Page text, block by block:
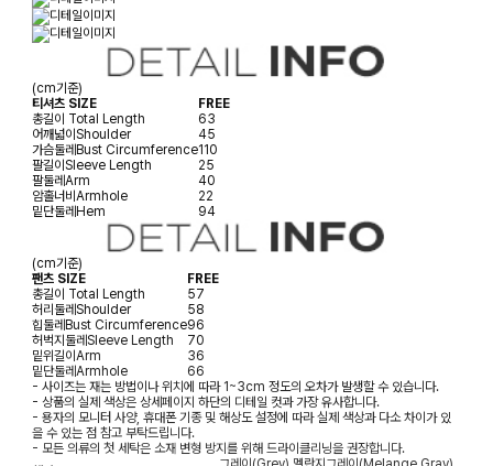
(cm기준)
티셔츠 SIZE
FREE
총길이 Total Length
63
어깨넓이Shoulder
45
가슴둘레Bust Circumference110
팔길이Sleeve Length
25
팔둘레Arm
40
암홀너비Armhole
22
밑단둘레Hem 94
(cm기준)
팬츠 SIZE
FREE
총길이 Total Length
57
허리둘레 Shoulder
58
힙둘레 Bust Circumference96
허벅지둘레 Sleeve Length
70
밑위길이 Arm
36
밑단둘레 Armhole
66
- 사이즈는 재는 방법이나 위치에 따라 1~3cm 정도의 오차가 발생할 수 있습니다.
- 상품의 실제 색상은 상세페이지 하단의 디테일 컷과 가장 유사합니다.
- 용자의 모니터 사양, 휴대폰 기종 및 해상도 설정에 따라 실제 색상과 다소 차이가 있
을 수 있는 점 참고 부탁드립니다.
- 모든 의류의 첫 세탁은 소재 변형 방지를 위해 드라이클리닝을 권장합니다.